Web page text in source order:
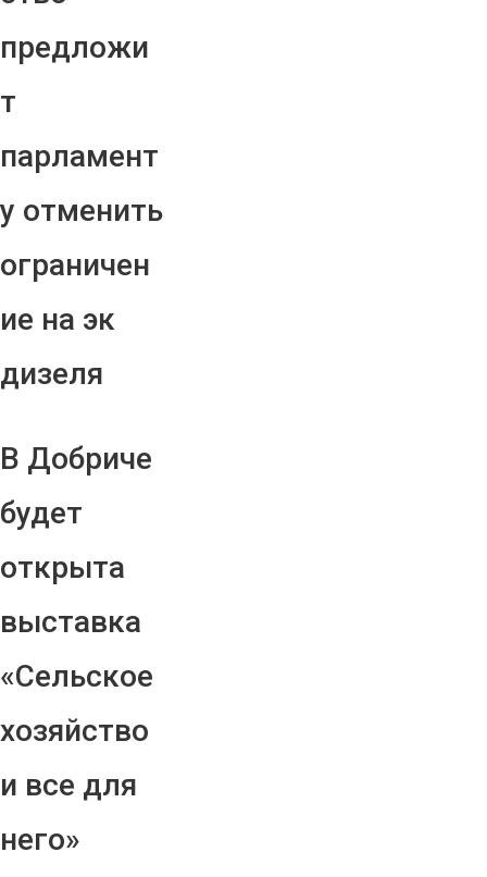
предложи
т
парламент
у отменить
ограничен
ие на эк
дизеля
В Добриче
будет
открыта
выставка
«Сельское
хозяйство
и все для
него»